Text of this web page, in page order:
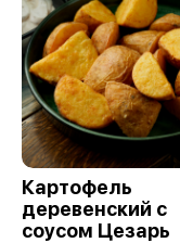
Картофель
деревенский с
соусом Цезарь